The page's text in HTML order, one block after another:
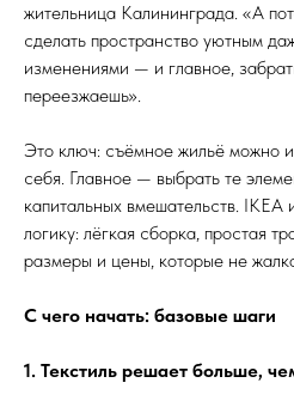
жительница Калининграда. «А
сделать пространство уютным
изменениями — и главное,
переезжаешь».
Это ключ: съёмное жильё можно
себя. Главное — выбрать те
капитальных вмешательств. IKEA
логику: лёгкая сборка, простая
размеры и цены, которые не
С чего начать: базовые шаги
1. Текстиль решает больше,